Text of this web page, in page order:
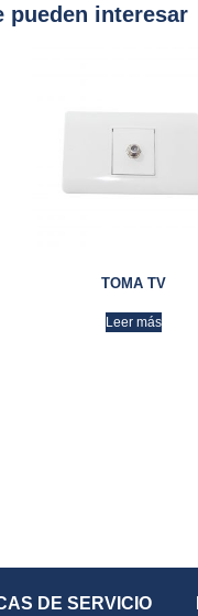
pueden interesar
TOMA TV
Leer más
DE SERVICIO